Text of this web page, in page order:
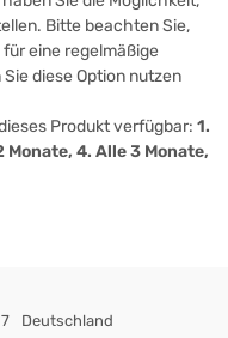
Bitte beachten Sie,
eine regelmäßige
diese Option nutzen
Produkt verfügbar: 1.
4. Alle 3 Monate,
Deutschland